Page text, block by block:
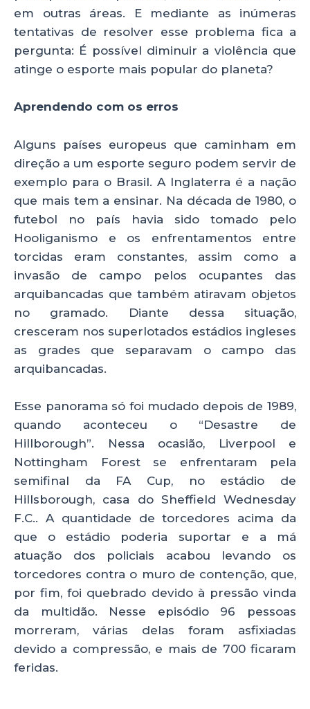
em outras áreas. E mediante as inúmeras
tentativas de resolver esse problema fica a
pergunta: É possível diminuir a violência que
atinge o esporte mais popular do planeta?
Aprendendo com os erros
Alguns países europeus que caminham em
direção a um esporte seguro podem servir de
exemplo para o Brasil. A Inglaterra é a nação
que mais tem a ensinar. Na década de 1980, o
futebol no país havia sido tomado pelo
Hooliganismo e os enfrentamentos entre
torcidas eram constantes, assim como a
invasão de campo pelos ocupantes das
arquibancadas que também atiravam objetos
no gramado. Diante dessa situação,
cresceram nos superlotados estádios ingleses
as grades que separavam o campo das
arquibancadas.
Esse panorama só foi mudado depois de 1989,
quando aconteceu o “Desastre de
Hillborough”. Nessa ocasião, Liverpool e
Nottingham Forest se enfrentaram pela
semifinal da FA Cup, no estádio de
Hillsborough, casa do Sheffield Wednesday
F.C.. A quantidade de torcedores acima da
que o estádio poderia suportar e a má
atuação dos policiais acabou levando os
torcedores contra o muro de contenção, que,
por fim, foi quebrado devido à pressão vinda
da multidão. Nesse episódio 96 pessoas
morreram, várias delas foram asfixiadas
devido a compressão, e mais de 700 ficaram
feridas.